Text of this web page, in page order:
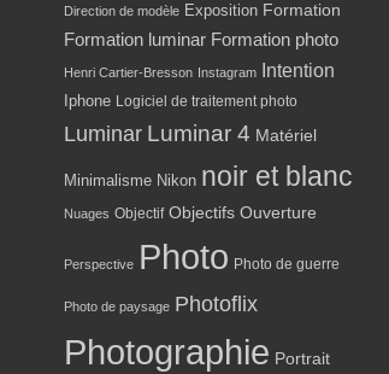
Direction de modèle Exposition Formation
Formation luminar Formation photo
Henri Cartier-Bresson Instagram Intention
Iphone Logiciel de traitement photo
Luminar Luminar 4 Matériel
Minimalisme Nikon noir et blanc
Nuages Objectif Objectifs Ouverture
Perspective Photo Photo de guerre
Photo de paysage Photoflix
Photographie Portrait